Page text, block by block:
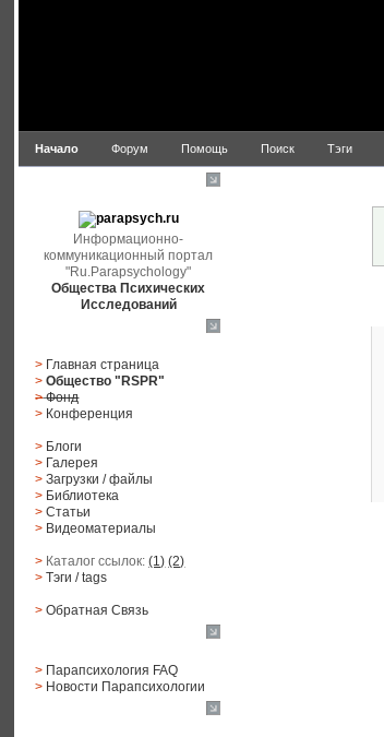
Начало Форум Помощь Поиск Тэги
Информационно-
коммуникационный портал
"Ru.Parapsychology"
Общества Психических
Исследований
> Главная страница
> Общество "RSPR"
> Фонд
> Конференция
> Блоги
> Галерея
> Загрузки/файлы
> Библиотека
> Статьи
> Видеоматериалы
> Каталог ссылок:(1) (2)
> Тэги/ tags
> Обратная Cвязь
> Парапсихология FAQ
> Новости Парапсихологии